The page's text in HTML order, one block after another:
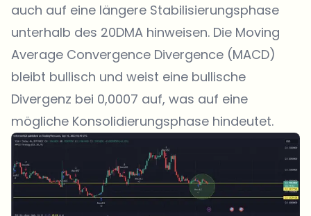
auch auf eine längere Stabilisierungsphase
unterhalb des 20DMA hinweisen. Die Moving
Average Convergence Divergence (MACD)
bleibt bullisch und weist eine bullische
Divergenz bei 0,0007 auf, was auf eine
mögliche Konsolidierungsphase hindeutet.